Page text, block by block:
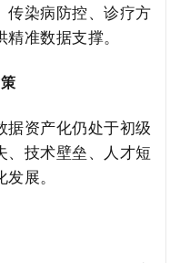
传染病防控、诊疗方
准数据支撑。
据资产化仍处于初级
、技术壁垒、人才短
展。